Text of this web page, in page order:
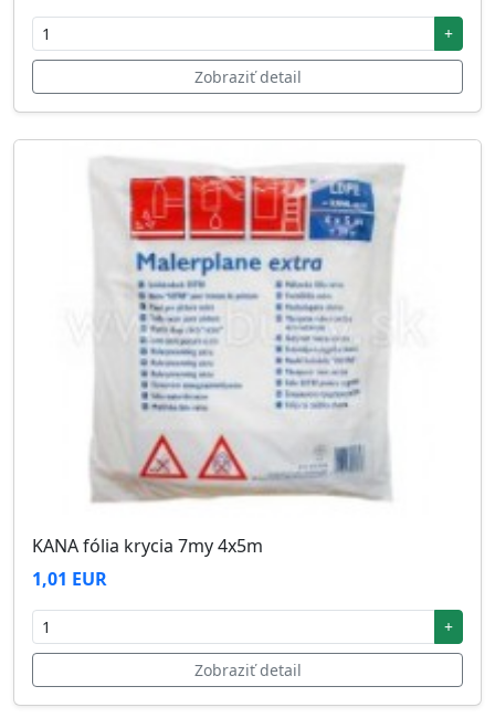
+
Zobraziť detail
KANA fólia krycia 7my 4x5m
1,01 EUR
+
Zobraziť detail